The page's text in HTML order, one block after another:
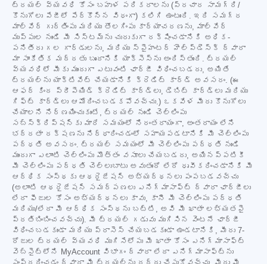
ట్రయల్ వ్యవధి కోసం బహుళ పరికరాలను (ప్రచార సామగ్రి/
కొనుగోలు పేజీలో పేర్కొన్న విధంగా) కలిగి ఉంటుంది. ఇది సమగ్ర
మాల్వేర్ గుర్తింపు మరియు తొలగింపు కార్యాచరణను, మాల్వేర్
ముప్పుల నుండి మీ సిస్టమ్‌ను చురుకుగా రక్షించడానికి అధిక-
పనితీరు గల గార్డులను, మరియు స్పైహంటర్ హెల్ప్‌డెస్క్ ద్వారా
మా సాంకేతిక మద్దతు బృందానికి యాక్సెస్‌ను అందిస్తుంది. ట్రయల్
వ్యవధిలో మీకు ముందుగా ఎటువంటి ఛార్జీ విధించబడదు, అయితే
ట్రయల్‌ను యాక్టివేట్ చేయడానికి క్రెడిట్ కార్డ్ అవసరం. (ఈ
ఆఫర్ కింద ప్రీపెయిడ్ క్రెడిట్ కార్డ్‌లు, డెబిట్ కార్డ్‌లు మరియు
గిఫ్ట్ కార్డ్‌లు ఆమోదించబడకపోవచ్చు.) ఒకవేళ మీరు కొనుగోలు
చేయాలని నిర్ణయించుకుంటే, ట్రయల్ నుండి చెల్లింపు
సబ్‌స్క్రిప్షన్‌కు మారే సమయంలో నిరంతరాయంగా, అంతరాయం లేని
భద్రతా రక్షణను నిర్ధారించడంలో సహాయపడటానికి మీ చెల్లింపు
పద్ధతి అవసరం. ట్రయల్ సమయంలో మీ చెల్లింపు పద్ధతి నుండి
ముందుగా ఎలాంటి చెల్లింపు మొత్తం వసూలు చేయబడదు, అయినప్పటికీ
మీ చెల్లింపు పద్ధతి చెల్లుబాటు అవుతుందో లేదో ధృవీకరించడానికి మీ
ఆర్థిక సంస్థకు ఆథరైజేషన్ అభ్యర్థనలు పంపబడవచ్చు
(అలాంటి ఆథరైజేషన్ సమర్పణలు ఎనిగ్మాసాఫ్ట్ ద్వారా ఛార్జీలు
లేదా ఫీజుల కోసం అభ్యర్థనలు కావు, కానీ మీ చెల్లింపు పద్ధతి
మరియు/లేదా మీ ఆర్థిక సంస్థను బట్టి, అవి మీ ఖాతా లభ్యతపై
ప్రతిబింబించవచ్చు). మీ ట్రయల్ గడువు ముగిసిన వెంటనే ఛార్జీ
విధించబడకుండా మరియు ప్రాసెస్ చేయబడకుండా ఉండటానికి, మీరు 7-
రోజుల ట్రయల్ వ్యవధి ముగిసేలోపు మీ ఖాతా కోసం ఎనిగ్మాసాఫ్ట్
వెబ్‌సైట్‌లోని MyAccount విభాగం ద్వారా లేదా ఎనిగ్మాసాఫ్ట్‌ను